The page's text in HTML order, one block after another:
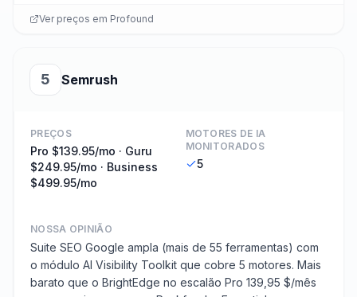
Ver preços em Profound
5 Semrush
PREÇOS
Pro $139.95/mo · Guru
$249.95/mo · Business
$499.95/mo
MOTORES DE IA
MONITORADOS
5
NOSSA OPINIÃO
Suite SEO Google ampla (mais de 55 ferramentas) com
o módulo AI Visibility Toolkit que cobre 5 motores. Mais
barato que o BrightEdge no escalão Pro 139,95 $/mês